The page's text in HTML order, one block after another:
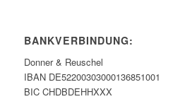
BANKVERBINDUNG:
Donner & Reuschel
IBAN DE52200303000136851001
BIC CHDBDEHHXXX